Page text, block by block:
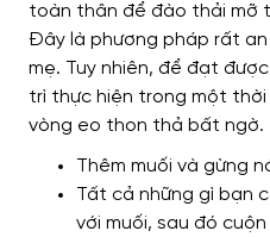
toàn thân để đào thải mỡ
Đây là phương pháp rất
mẹ. Tuy nhiên, để đạt
trì thực hiện trong một
vòng eo thon thả bất ngờ.
Thêm muối và gừng
Tất cả những gì bạn
với muối, sau đó